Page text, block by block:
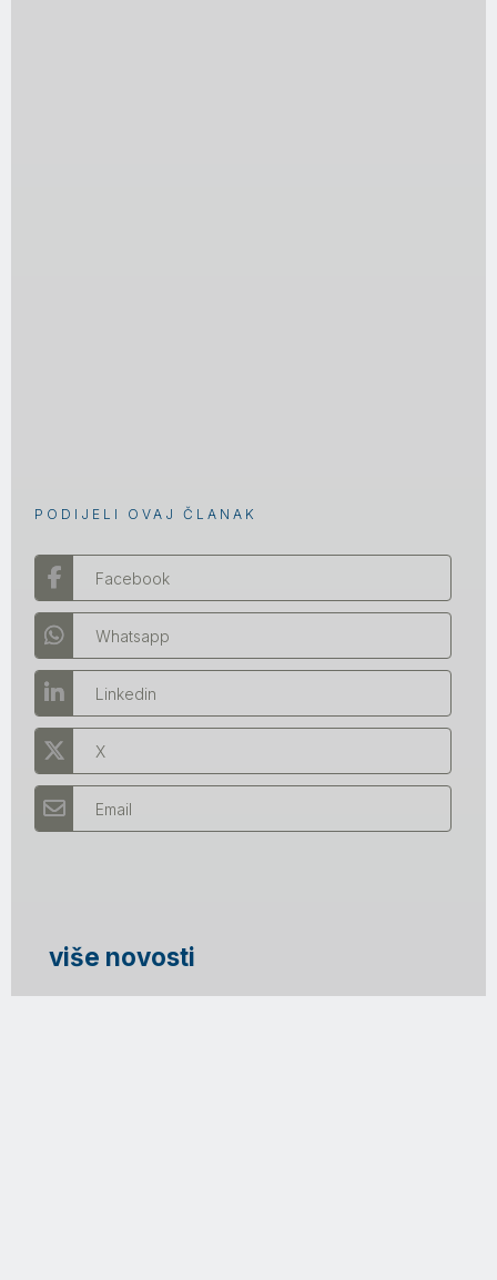
PODIJELI OVAJ ČLANAK
Facebook
Whatsapp
Linkedin
X
Email
više novosti